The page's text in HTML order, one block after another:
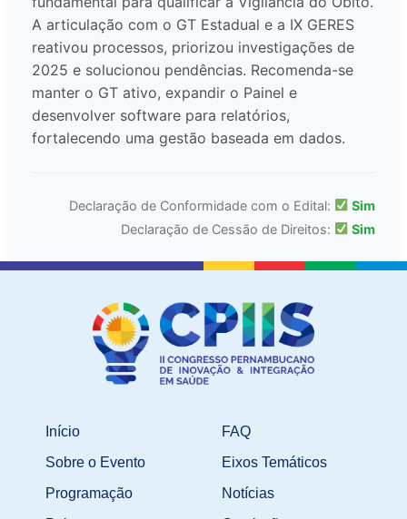
A articulação com o GT Estadual e a IX GERES
reativou processos, priorizou investigações de
2025 e solucionou pendências. Recomenda-se
manter o GT ativo, expandir o Painel e
desenvolver software para relatórios,
fortalecendo uma gestão baseada em dados.
Declaração de Conformidade com o Edital:
Sim
Declaração de Cessão de Direitos:
Sim
Início
Sobre o Evento
Programação
FAQ
Eixos Temáticos
Notícias